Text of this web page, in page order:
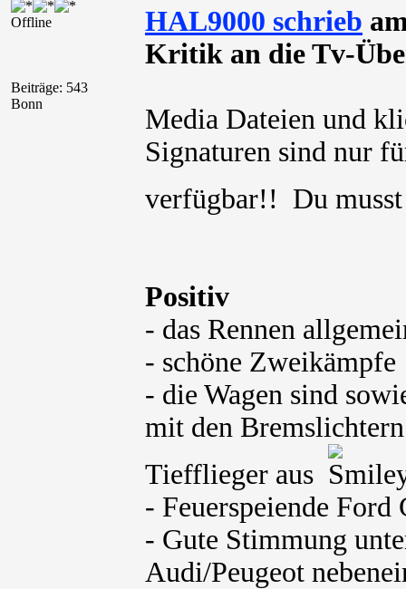
Offline
Beiträge: 543
Bonn
HAL9000 schrieb
Kritik an die Tv-
Media Dateien und
Signaturen sind nur
verfügbar!! Du
Positiv
- das Rennen
- schöne Zweikämpfe
- die Wagen sind
mit den
Tiefflieger aus
- Feuerspeiende Ford
- Gute Stimmung
Audi/Peugeot